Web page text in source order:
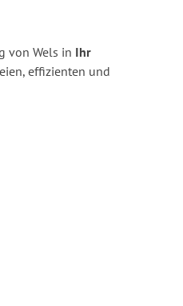
von Wels in Ihr
effizienten und